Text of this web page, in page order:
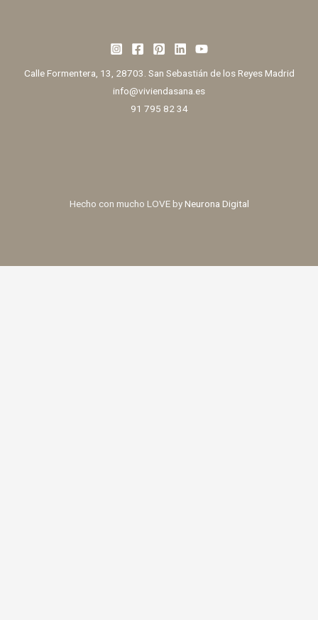
Calle Formentera, 13, 28703. San Sebastián de los Reyes Madrid
info@viviendasana.es
91 795 82 34
Hecho con mucho LOVE byNeurona Digital